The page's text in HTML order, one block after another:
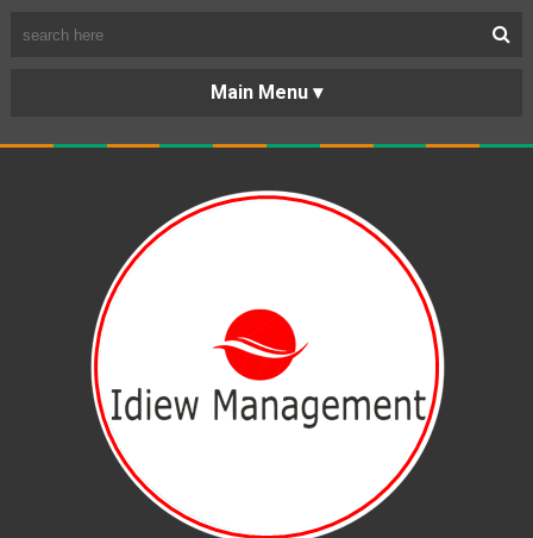
BERANDA
PORTOFOLIO
KARIR
KERJASAMA
LAYANAN